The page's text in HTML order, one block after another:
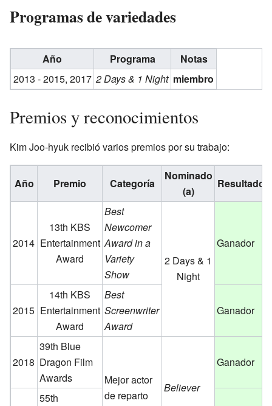
Programas de variedades
Año Programa
Notas
2013 - 2015, 2017 2 Days & 1 Night miembro
Premios y reconocimientos
Kim Joo-hyuk recibió varios premios por su trabajo:
Año Premio Categoría
Nominado
(a)
Resultado
2014
13th KBS
Entertainment
Award
Best
Newcomer
Award in a
Variety
Show
2 Days & 1
Night
Ganador
2015
14th KBS
Entertainment
Award
Best
Screenwriter
Award
Ganador
2018
39th Blue
Dragon Film
Awards
Mejor actor
de reparto
Believer
Ganador
55th